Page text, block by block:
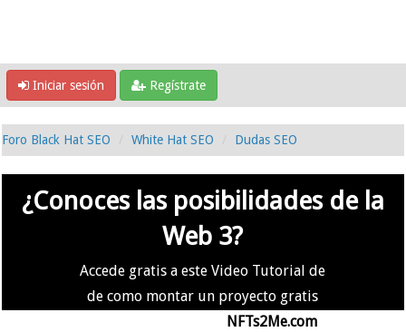
Iniciar sesión Regístrate
Foro Black Hat SEO White Hat SEO Dudas SEO
¿Conoces las posibilidades de la
Web 3?
Accede gratis a este Video Tutorial de
de como montar un proyecto gratis
NFTs2Me.com